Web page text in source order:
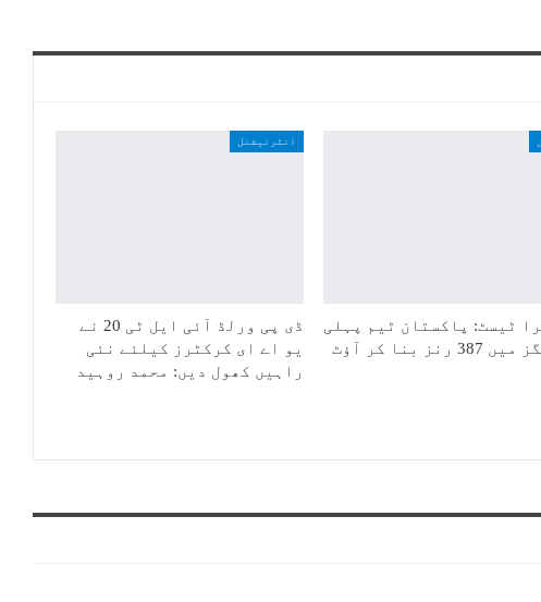
ٹیسٹ: پاکستان ٹیم پہلی
رنز بنا کر آؤٹ
انٹرنیشنل
ڈی پی ورلڈ آئی ایل ٹی 20 نے
یو اے ای کرکٹرز کیلئے نئی
راہیں کھول دیں: محمد روہید